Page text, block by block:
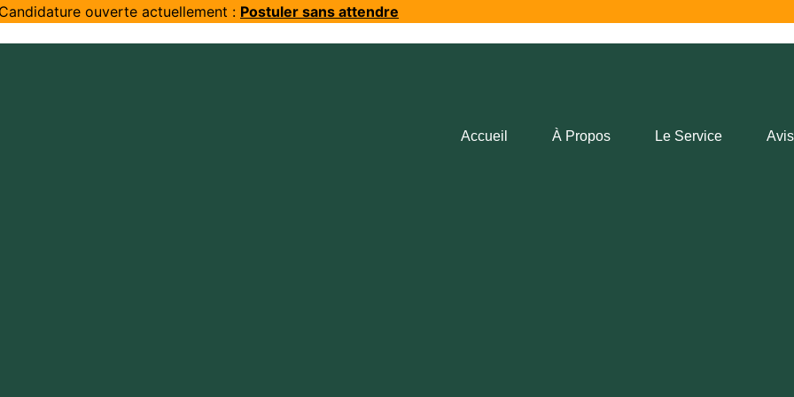
Candidature ouverte actuellement : Postuler sans attendre
Accueil À Propos Le Service Avis